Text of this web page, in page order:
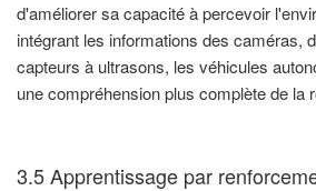
d'améliorer sa capacité à percevoir
intégrant les informations des caméras,
capteurs à ultrasons, les véhicules
une compréhension plus complète de la
3.5 Apprentissage par